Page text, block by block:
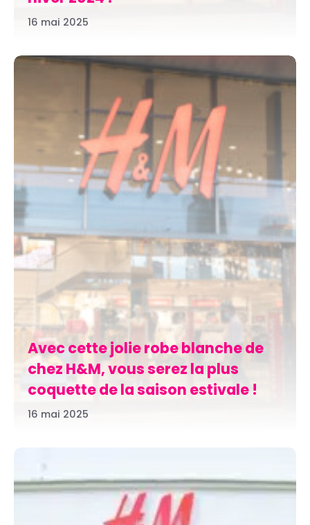
16 mai 2025
Avec cette jolie robe blanche de
chez H&M, vous serez la plus
coquette de la saison estivale !
16 mai 2025